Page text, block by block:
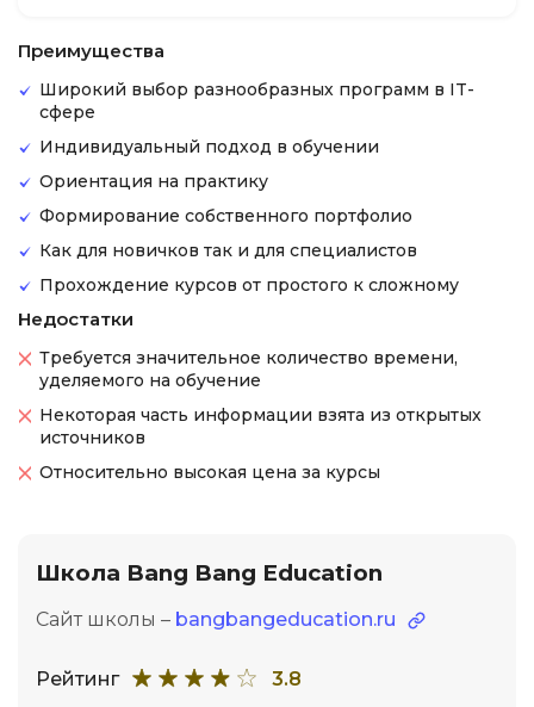
Преимущества
Широкий выбор разнообразных программ в IT-
сфере
Индивидуальный подход в обучении
Ориентация на практику
Формирование собственного портфолио
Как для новичков так и для специалистов
Прохождение курсов от простого к сложному
Недостатки
Требуется значительное количество времени,
уделяемого на обучение
Некоторая часть информации взята из открытых
источников
Относительно высокая цена за курсы
Школа Bang Bang Education
Сайт школы – bangbangeducation.ru
Рейтинг 3.8